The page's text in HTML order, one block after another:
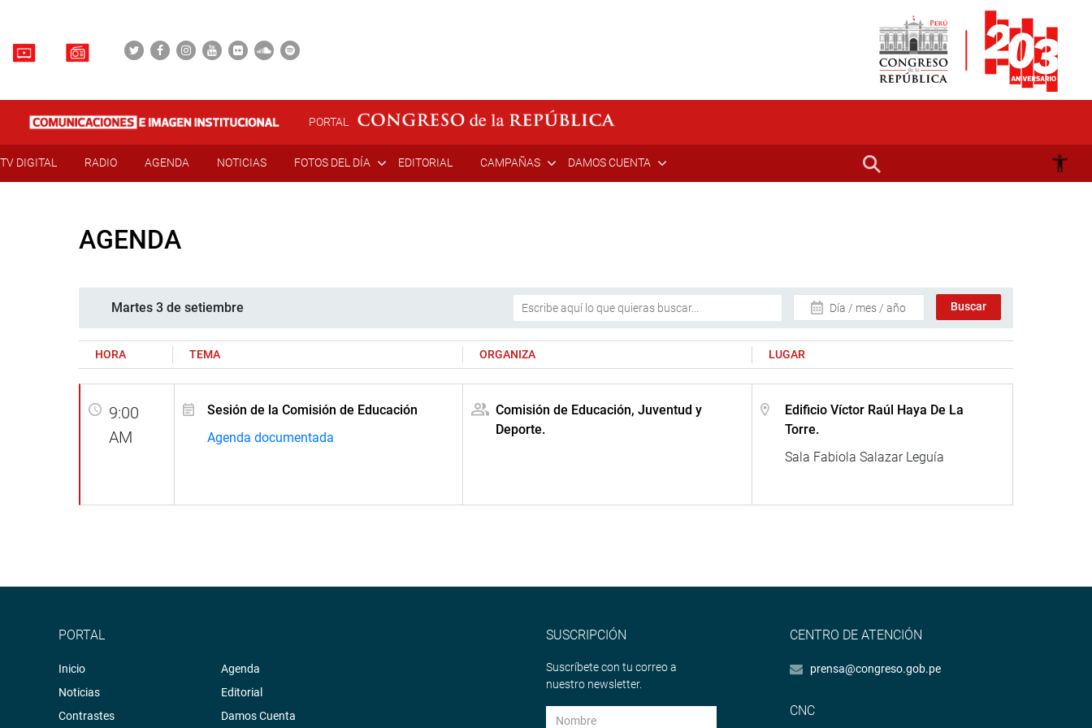
PORTAL
TV DIGITAL RADIO AGENDA NOTICIAS FOTOS DEL DÍA EDITORIAL CAMPAÑAS DAMOS CUENTA
AGENDA
Martes 3 de setiembre Día / mes / año
HORA TEMA ORGANIZA LUGAR
9:00
AM
Sesión de la Comisión de Educación
Agenda documentada
Comisión de Educación, Juventud y
Deporte.
Edificio Víctor Raúl Haya De La
Torre.
Sala Fabiola Salazar Leguía
PORTAL
Inicio
Noticias
Contrastes
Agenda
Editorial
Damos Cuenta
SUSCRIPCIÓN
Suscríbete con tu correo a
nuestro newsletter.
CENTRO DE ATENCIÓN
prensa@congreso.gob.pe
CNC